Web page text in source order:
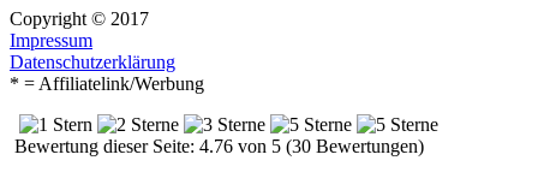
Copyright © 2017
Impressum
Datenschutzerklärung
* = Affiliatelink/Werbung
Bewertung dieser Seite: 4.76 von 5 (30 Bewertungen)